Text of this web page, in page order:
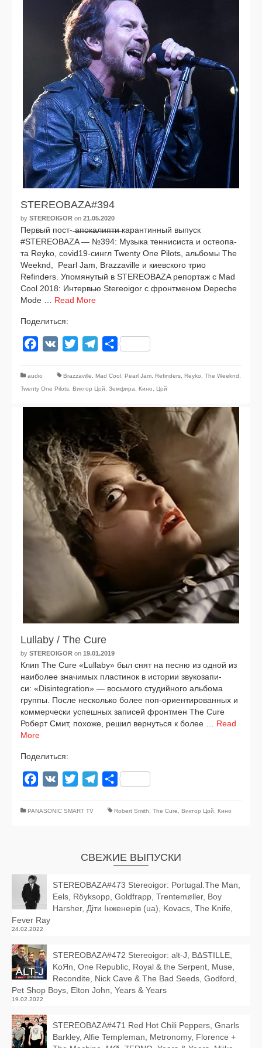
STEREOBAZA#394
by STEREOIGOR on 21.05.2020
Первый пост- ̶а̶п̶о̶к̶а̶л̶и̶п̶т̶и̶ каран­тин­ный выпуск
#STEREOBAZA — №394: Музыка тен­ни­си­ста и остео­па­
та Reyko, covid19-сингл Twenty One Pilots, аль­бо­мы The
Weeknd, Pearl Jam, Brazzaville и киев­ско­го трио
Refinders. Упомянутый в STEREOBAZA репор­таж с Mad
Cool 2018: Интервью Stereoigor с фронт­ме­ном Depeche
Mode … Read More
Поделиться:
Facebook
VK Twitter TelegramОтправить
audio Brazzaville Mad Cool Pearl Jam Refinders Reyko The Weeknd
Twenty One Pilots Виктор Цой Земфира Кино Цой
Lullaby / The Cure
by STEREOIGOR on 19.01.2019
Клип The Cure «Lullaby» был снят на пес­ню из одной из
наи­бо­лее зна­чи­мых пла­сти­нок в исто­рии зву­ко­за­пи­
си: «Disintegration» — вось­мо­го сту­дий­но­го аль­бо­ма
груп­пы. После несколь­ко более поп-ори­ен­ти­ро­ван­ных и
ком­мер­че­ски успеш­ных запи­сей фронт­мен The Cure
Роберт Смит, похо­же, решил вер­нуть­ся к более … Read
More
Поделиться:
Facebook
VK Twitter TelegramОтправить
PANASONIC SMART TV Robert Smith The Cure Виктор Цой Кино
СВЕЖИЕ ВЫПУСКИ
STEREOBAZA#473 Stereoigor: Portugal.The Man,
Eels, Röyksopp, Goldfrapp, Trentemøller, Boy
Harsher, Діти Інженерів (ua), Kovacs, The Knife,
Fever Ray
24.02.2022
STEREOBAZA#472 Stereoigor: alt‑J, BΔSTILLE,
KoЯn, One Republic, Royal & the Serpent, Muse,
Recondite, Nick Cave & The Bad Seeds, Godford,
Pet Shop Boys, Elton John, Years & Years
19.02.2022
STEREOBAZA#471 Red Hot Chili Peppers, Gnarls
Barkley, Alfie Templeman, Metronomy, Florence +